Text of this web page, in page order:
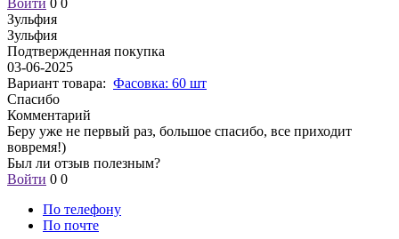
Войти 0 0
Зульфия
Зульфия
Подтвержденная покупка
03-06-2025
Вариант товара: Фасовка: 60 шт
Спасибо
Комментарий
Беру уже не первый раз, большое спасибо, все приходит
вовремя!)
Был ли отзыв полезным?
Войти 0 0
По телефону
По почте